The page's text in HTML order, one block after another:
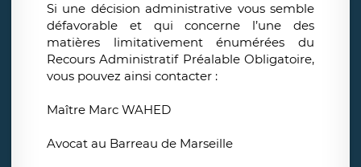
Si une décision administrative vous semble
défavorable et qui concerne l’une des
matières limitativement énumérées du
Recours Administratif Préalable Obligatoire,
vous pouvez ainsi contacter :
Maître Marc WAHED
Avocat au Barreau de Marseille